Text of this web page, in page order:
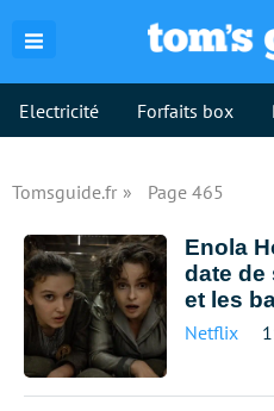
Electricité Forfaits box
Tomsguide.fr Page 465
Enola
date de
et les
Netflix